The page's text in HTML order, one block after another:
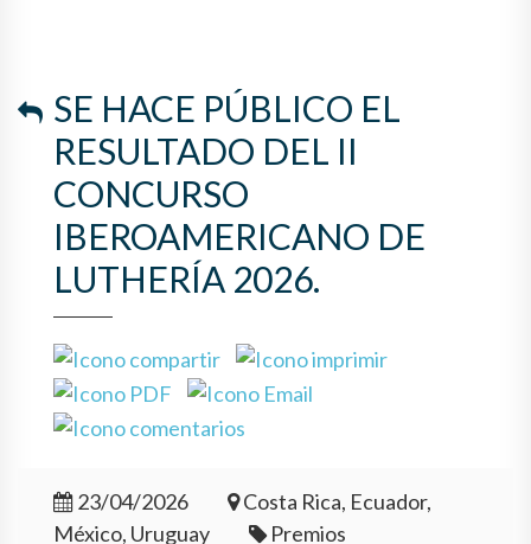
SE HACE PÚBLICO EL
RESULTADO DEL II
CONCURSO
IBEROAMERICANO DE
LUTHERÍA 2026.
23/04/2026
Costa Rica, Ecuador,
México, Uruguay
Premios